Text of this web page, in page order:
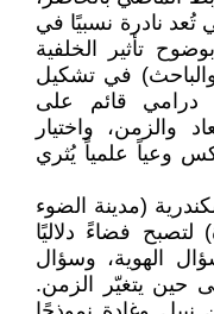
نادرة نسبيًا في
تأثير الخلفية
والباحث) في تشكيل
درامي قائم على
والزمن، واختيار
وعياً علمياً يُثري
(مدينة الضوء
لتصبح فضاءً دلاليًا
الهوية، وسؤال
حين يتغيّر الزمن.